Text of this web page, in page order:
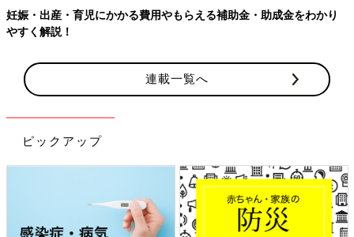
わかり 【ワクチン接種できるものも】妊婦の感染症対策、知っ
連載一覧へ
ピックアップ